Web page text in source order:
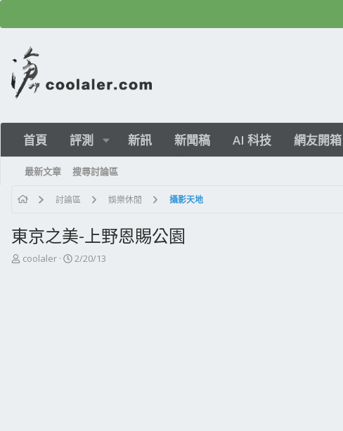
首頁 評測 新訊 新聞稿 AI 科技 網友開箱
最新文章 搜尋討論區
討論區 娛樂休閒 攝影天地
東京之美-上野恩賜公園
主
coolaler
開
2/20/13